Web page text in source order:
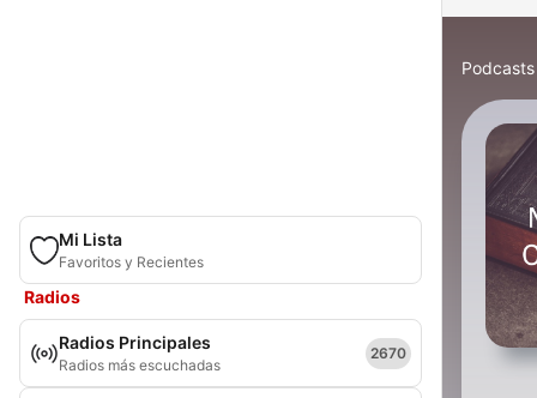
Mi Lista
Favoritos y Recientes
Radios
Radios Principales
Radios más escuchadas
2670
Podcasts